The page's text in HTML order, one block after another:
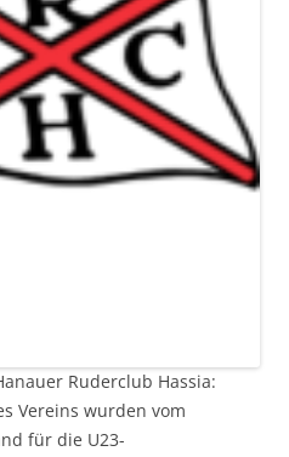
Ruderclub Hassia:
Vereins wurden vom
für die U23-